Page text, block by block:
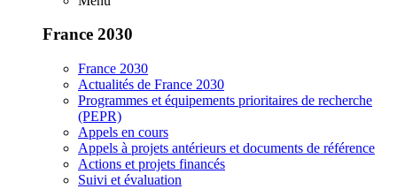
France 2030
France 2030
Actualités de France 2030
Programmes et équipements prioritaires de recherche
(PEPR)
Appels en cours
Appels à projets antérieurs et documents de référence
Actions et projets financés
Suivi et évaluation